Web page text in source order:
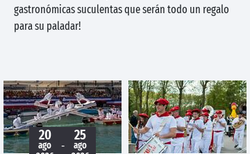
gastronómicas suculentas que serán todo un regalo
para su paladar!
20
ago
-
25
ago